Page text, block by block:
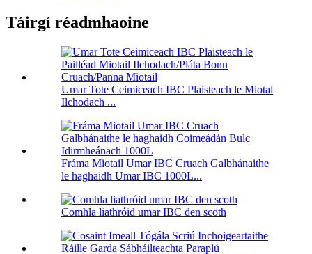
Táirgí réadmhaoine
Umar Tote Ceimiceach IBC Plaisteach le Miotal
Ilchodach ...
Fráma Miotail Umar IBC Cruach Galbhánaithe
le haghaidh Umar IBC 1000L...
Comhla liathróid umar IBC den scoth